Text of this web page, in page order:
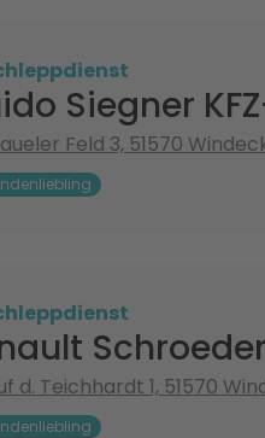
Siegner
Feld 3, 51570
Schroeder
d. Teichhardt 1, 51570